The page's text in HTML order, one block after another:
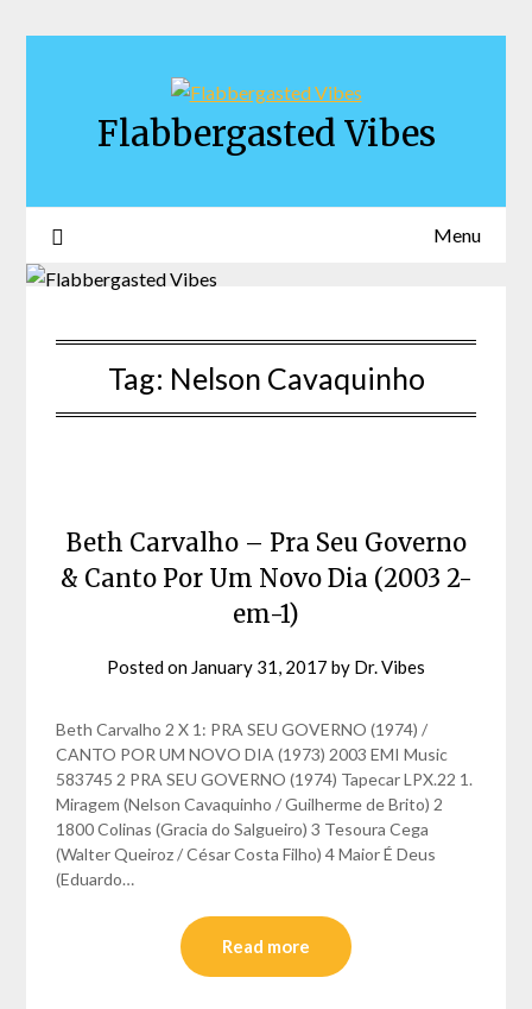
Flabbergasted Vibes
Menu
Tag: Nelson Cavaquinho
Beth Carvalho – Pra Seu Governo
& Canto Por Um Novo Dia (2003 2-
em-1)
Posted on January 31, 2017 by Dr. Vibes
Beth Carvalho 2 X 1: PRA SEU GOVERNO (1974) /
CANTO POR UM NOVO DIA (1973) 2003 EMI Music
583745 2 PRA SEU GOVERNO (1974) Tapecar LPX.22 1.
Miragem (Nelson Cavaquinho / Guilherme de Brito) 2
1800 Colinas (Gracia do Salgueiro) 3 Tesoura Cega
(Walter Queiroz / César Costa Filho) 4 Maior É Deus
(Eduardo…
Read more